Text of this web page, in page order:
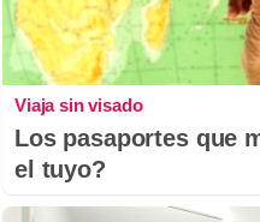
Viaja sin visado
Los pasaportes que
el tuyo?